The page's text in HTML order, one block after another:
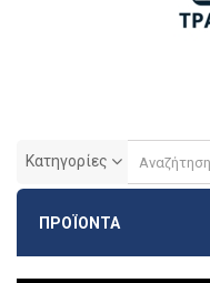
Κατηγορίες
ΠΡΟΪΟΝΤΑ